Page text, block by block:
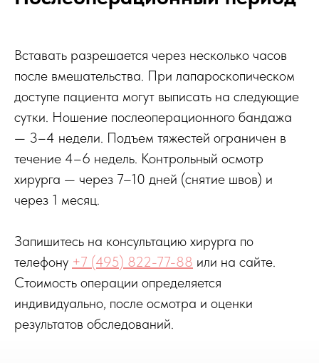
Вставать разрешается через несколько часов
после вмешательства. При лапароскопическом
доступе пациента могут выписать на следующие
сутки. Ношение послеоперационного бандажа
— 3–4 недели. Подъем тяжестей ограничен в
течение 4–6 недель. Контрольный осмотр
хирурга — через 7–10 дней (снятие швов) и
через 1 месяц.
Запишитесь на консультацию хирурга по
телефону +7 (495) 822-77-88 или на сайте.
Стоимость операции определяется
индивидуально, после осмотра и оценки
результатов обследований.